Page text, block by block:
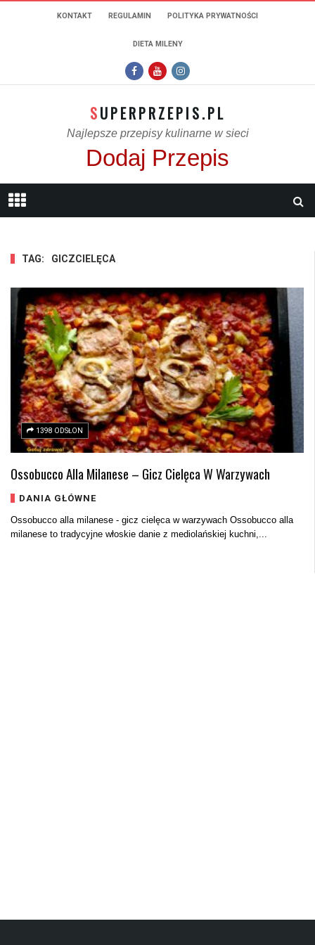
KONTAKT REGULAMIN POLITYKA PRYWATNOŚCI
DIETA MILENY
SUPERPRZEPIS.PL
Najlepsze przepisy kulinarne w sieci
Dodaj Przepis
TAG: GICZCIELĘCA
1398 ODSŁON
Ossobucco Alla Milanese – Gicz Cielęca W Warzywach
DANIA GŁÓWNE
Ossobucco alla milanese - gicz cielęca w warzywach Ossobucco alla
milanese to tradycyjne włoskie danie z mediolańskiej kuchni,...